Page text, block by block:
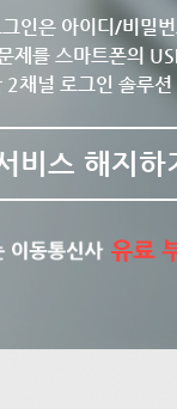
인은 아이디/비밀
제를 스마트폰의
2채널 로그인 솔루션
비스 해지하